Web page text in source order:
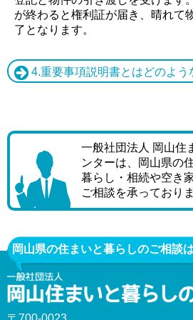
が終わると権利証が届き、晴れて
了となります。
4.重要事項説明書とはどのよう
一般社団法人 岡山住
ンターは、岡山県の
暮らし・相続や空き
ご相談を承っておりま
岡山県の住まいと暮らしのご相談は